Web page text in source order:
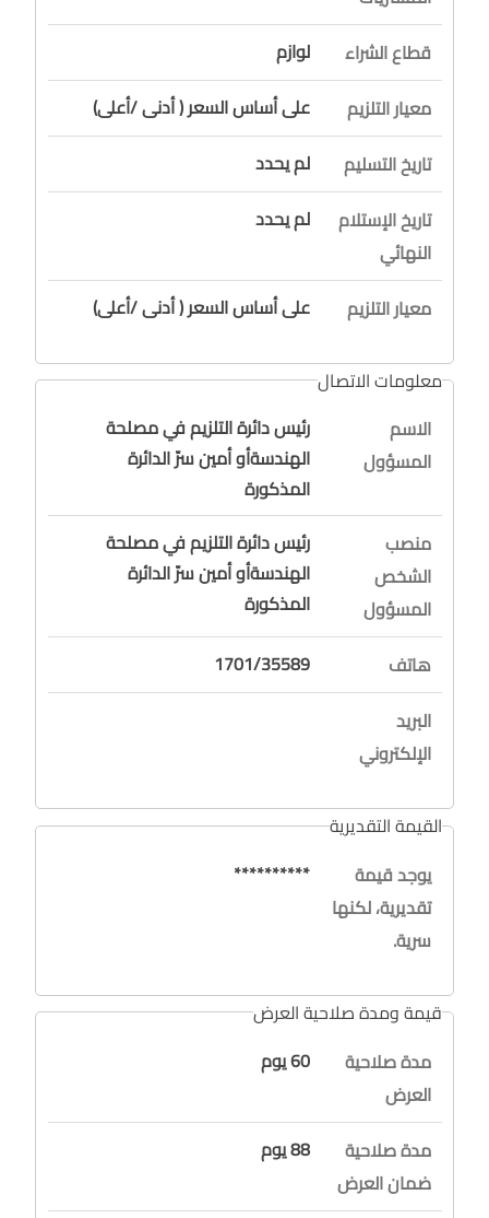
قطاع الشراء
لوازم
معيار التلزيم
على أساس السعر ( أدنى /أعلى)
تاريخ التسليم
لم يحدد
تاريخ الإستلام
النهائي
لم يحدد
معيار التلزيم على أساس السعر ( أدنى /أعلى)
معلومات الاتصال
الاسم
المسؤول
رئيس دائرة التلزيم في مصلحة
الهندسةأو أمين سرّ الدائرة
المذكورة
منصب
الشخص
المسؤول
رئيس دائرة التلزيم في مصلحة
الهندسةأو أمين سرّ الدائرة
المذكورة
هاتف
1701/35589
البريد
الإلكتروني
القيمة التقديرية
يوجد قيمة
تقديرية، لكنها
سرية.
**********
قيمة ومدة صلاحية العرض
مدة صلاحية
العرض
60 يوم
مدة صلاحية
ضمان العرض
88 يوم